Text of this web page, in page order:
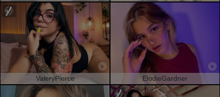
ValeryPierce ElodieGardner